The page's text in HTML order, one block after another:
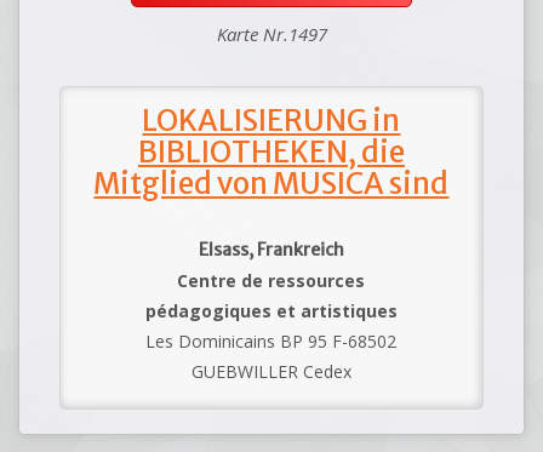
Karte Nr.1497
LOKALISIERUNG in
BIBLIOTHEKEN, die
Mitglied von MUSICA sind
Elsass, Frankreich
Centre de ressources
pédagogiques et artistiques
Les Dominicains BP 95 F-68502
GUEBWILLER Cedex